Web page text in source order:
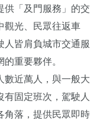
供「及門服務」的交
觀光、民眾往返車
人皆肩負城市交通服
重要夥伴。
數近萬人，與一般大
固定班次，駕駛人
角落，提供民眾即時